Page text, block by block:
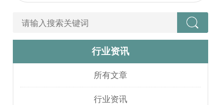
行业资讯
所有文章
行业资讯